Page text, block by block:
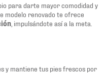
para darte mayor comodidad y
modelo renovado te ofrece
, impulsándote así a la meta.
y mantiene tus pies frescos por